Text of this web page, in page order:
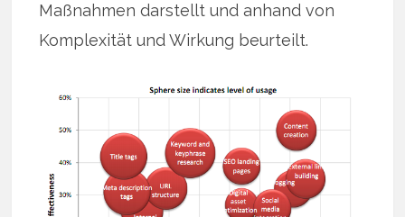
Maßnahmen darstellt und anhand von
Komplexität und Wirkung beurteilt.